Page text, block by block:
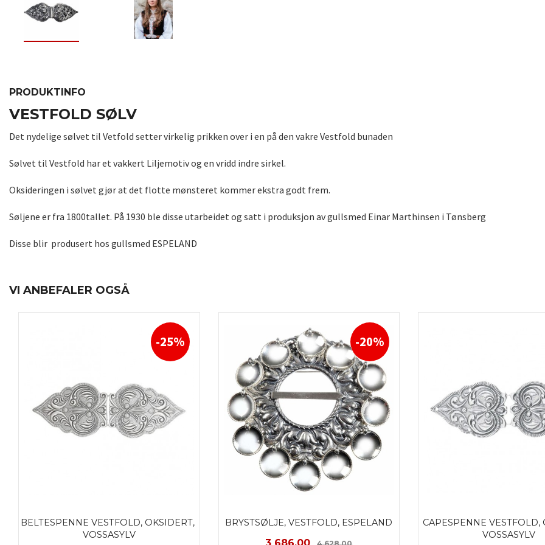
PRODUKTINFO
VESTFOLD SØLV
Det nydelige sølvet til Vetfold setter virkelig prikken over i en på den vakre Vestfold bunaden
Sølvet til Vestfold har et vakkert Liljemotiv og en vridd indre sirkel.
Oksideringen i sølvet gjør at det flotte mønsteret kommer ekstra godt frem.
Søljene er fra 1800tallet. På 1930 ble disse utarbeidet og satt i produksjon av gullsmed Einar Marthinsen i Tønsberg
Disse blir produsert hos gullsmed ESPELAND
VI ANBEFALER OGSÅ
BELTESPENNE VESTFOLD, OKSIDERT,
VOSSASYLV
-25%
BRYSTSØLJE, VESTFOLD, ESPELAND
Tilbud Rabatt
-20%
CAPESPENNE VESTFOLD,
VOSSASYLV